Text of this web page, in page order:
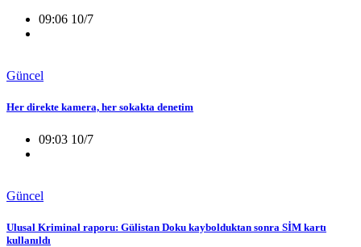
09:06 10/7
Güncel
Her direkte kamera, her sokakta denetim
09:03 10/7
Güncel
Ulusal Kriminal raporu: Gülistan Doku kaybolduktan sonra SİM kartı
kullanıldı